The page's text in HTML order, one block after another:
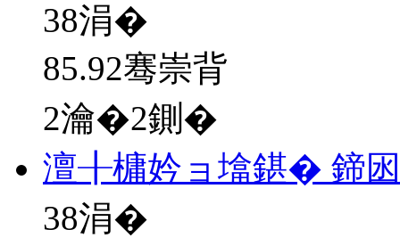
38涓�
85.92骞崇背
2瀹�2鍘�
澶╂槦妗ョ墖鍖� 鍗
38涓�